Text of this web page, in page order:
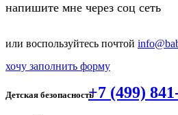
напишите мне через соц сеть
или воспользуйтесь почтой
хочу заполнить форму
+7 (499)
Детская безопасность